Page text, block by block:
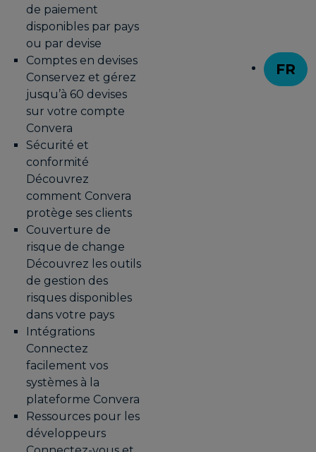
de paiement
disponibles par pays
ou par devise
Comptes en devises
Conservez et gérez
jusqu’à 60 devises
sur votre compte
Convera
Sécurité et
conformité
Découvrez
comment Convera
protège ses clients
Couverture de
risque de change
Découvrez les outils
de gestion des
risques disponibles
dans votre pays
Intégrations
Connectez
facilement vos
systèmes à la
plateforme Convera
Ressources pour les
développeurs
FR